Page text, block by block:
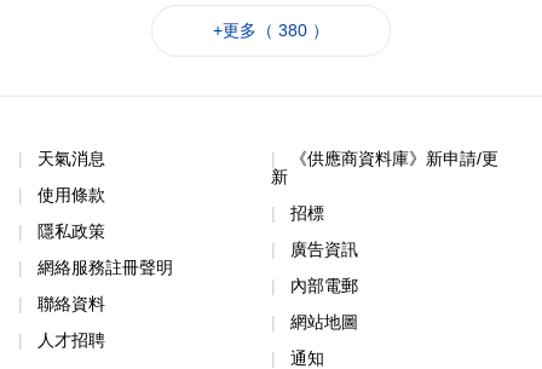
+更多（ 380 ）
天氣消息
使用條款
隱私政策
網絡服務註冊聲明
聯絡資料
人才招聘
《供應商資料庫》新申請/更
新
招標
廣告資訊
內部電郵
網站地圖
通知